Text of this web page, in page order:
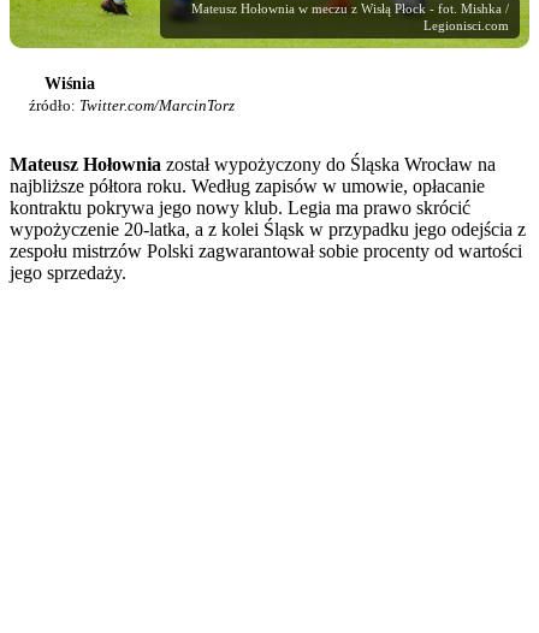
Mateusz Hołownia w meczu z Wisłą Płock - fot. Mishka /
Legionisci.com
Wiśnia
źródło: Twitter.com/MarcinTorz
Mateusz Hołownia został wypożyczony do Śląska Wrocław na
najbliższe półtora roku. Według zapisów w umowie, opłacanie
kontraktu pokrywa jego nowy klub. Legia ma prawo skrócić
wypożyczenie 20-latka, a z kolei Śląsk w przypadku jego odejścia z
zespołu mistrzów Polski zagwarantował sobie procenty od wartości
jego sprzedaży.